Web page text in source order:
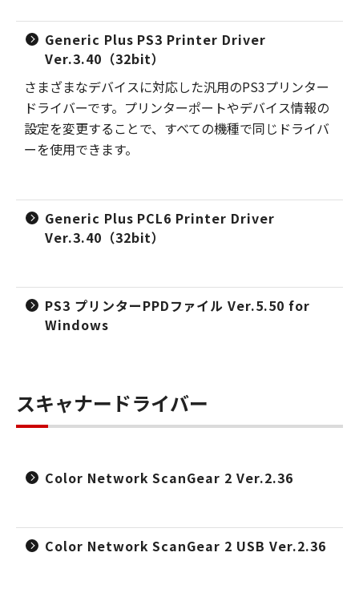
Generic Plus PS3 Printer Driver
Ver.3.40（32bit）
さまざまなデバイスに対応した汎用のPS3プリンター
ドライバーです。プリンターポートやデバイス情報の
設定を変更することで、すべての機種で同じドライバ
ーを使用できます。
Generic Plus PCL6 Printer Driver
Ver.3.40（32bit）
PS3 プリンターPPDファイル Ver.5.50 for
Windows
スキャナードライバー
Color Network ScanGear 2 Ver.2.36
Color Network ScanGear 2 USB Ver.2.36